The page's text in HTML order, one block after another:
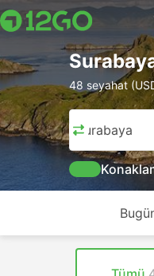
48 seyahat
Surabaya